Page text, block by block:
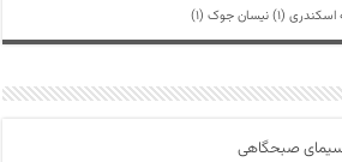
اسکندری (1) نیسان جوک (1)
صبحگاهی